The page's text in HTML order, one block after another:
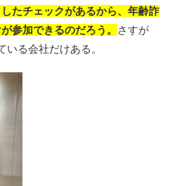
たチェックがあるから、年齢詐
参加できるのだろう。
さすが
る会社だけある。